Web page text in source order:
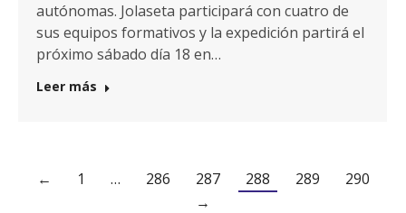
autónomas. Jolaseta participará con cuatro de
sus equipos formativos y la expedición partirá el
próximo sábado día 18 en…
Leer más
← 1 … 286 287 288 289
290
→